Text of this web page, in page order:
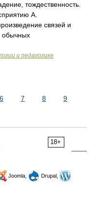
тождественность.
А.
связей и
обычных
и педагогике
6 7 8
9
18+
Joomla,
Drupal,